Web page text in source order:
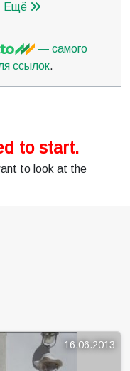
Ещё
— самого
ссылок.
to start.
to look at the
16.06.2013